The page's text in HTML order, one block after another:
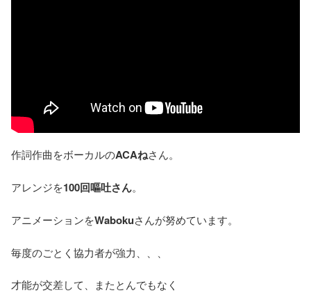
作詞作曲をボーカルのACAねさん。
アレンジを100回嘔吐さん。
アニメーションをWabokuさんが努めています。
毎度のごとく協力者が強力、、、
才能が交差して、またとんでもなく